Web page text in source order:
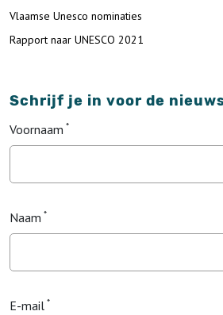
Vlaamse Unesco nominaties
Rapport naar UNESCO 2021
Schrijf je in voor de
Voornaam
Naam
E-mail